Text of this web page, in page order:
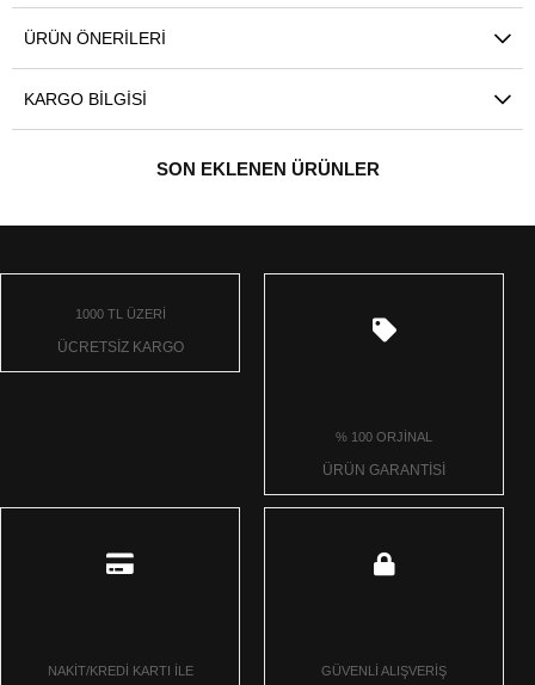
ÜRÜN ÖNERILERI
KARGO BILGISI
SON EKLENEN ÜRÜNLER
1000 TL ÜZERİ
ÜCRETSİZ KARGO
% 100 ORJİNAL
ÜRÜN GARANTİSİ
NAKİT/KREDİ KARTI İLE GÜVENLİ ALIŞVERİŞ